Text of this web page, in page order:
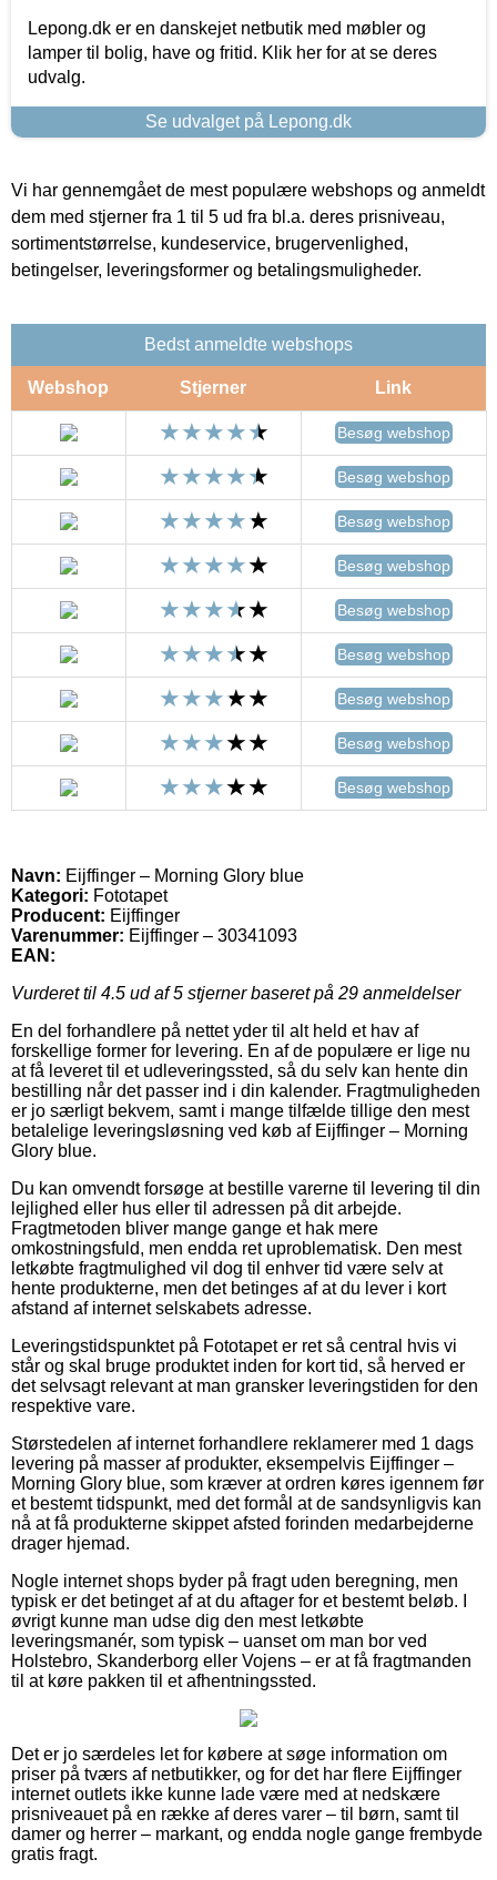
Lepong.dk er en danskejet netbutik med møbler og
lamper til bolig, have og fritid. Klik her for at se deres
udvalg.
Se udvalget på Lepong.dk
Vi har gennemgået de mest populære webshops og anmeldt
dem med stjerner fra 1 til 5 ud fra bl.a. deres prisniveau,
sortimentstørrelse, kundeservice, brugervenlighed,
betingelser, leveringsformer og betalingsmuligheder.
Bedst anmeldte webshops
Webshop Stjerner Link
Besøg webshop
Besøg webshop
Besøg webshop
Besøg webshop
Besøg webshop
Besøg webshop
Besøg webshop
Besøg webshop
Besøg webshop
Navn: Eijffinger – Morning Glory blue
Kategori: Fototapet
Producent: Eijffinger
Varenummer: Eijffinger – 30341093
EAN:
Vurderet til 4.5 ud af 5 stjerner baseret på 29 anmeldelser
En del forhandlere på nettet yder til alt held et hav af
forskellige former for levering. En af de populære er lige nu
at få leveret til et udleveringssted, så du selv kan hente din
bestilling når det passer ind i din kalender. Fragtmuligheden
er jo særligt bekvem, samt i mange tilfælde tillige den mest
betalelige leveringsløsning ved køb af Eijffinger – Morning
Glory blue.
Du kan omvendt forsøge at bestille varerne til levering til din
lejlighed eller hus eller til adressen på dit arbejde.
Fragtmetoden bliver mange gange et hak mere
omkostningsfuld, men endda ret uproblematisk. Den mest
letkøbte fragtmulighed vil dog til enhver tid være selv at
hente produkterne, men det betinges af at du lever i kort
afstand af internet selskabets adresse.
Leveringstidspunktet på Fototapet er ret så central hvis vi
står og skal bruge produktet inden for kort tid, så herved er
det selvsagt relevant at man gransker leveringstiden for den
respektive vare.
Størstedelen af internet forhandlere reklamerer med 1 dags
levering på masser af produkter, eksempelvis Eijffinger –
Morning Glory blue, som kræver at ordren køres igennem før
et bestemt tidspunkt, med det formål at de sandsynligvis kan
nå at få produkterne skippet afsted forinden medarbejderne
drager hjemad.
Nogle internet shops byder på fragt uden beregning, men
typisk er det betinget af at du aftager for et bestemt beløb. I
øvrigt kunne man udse dig den mest letkøbte
leveringsmanér, som typisk – uanset om man bor ved
Holstebro, Skanderborg eller Vojens – er at få fragtmanden
til at køre pakken til et afhentningssted.
Det er jo særdeles let for købere at søge information om
priser på tværs af netbutikker, og for det har flere Eijffinger
internet outlets ikke kunne lade være med at nedskære
prisniveauet på en række af deres varer – til børn, samt til
damer og herrer – markant, og endda nogle gange frembyde
gratis fragt.